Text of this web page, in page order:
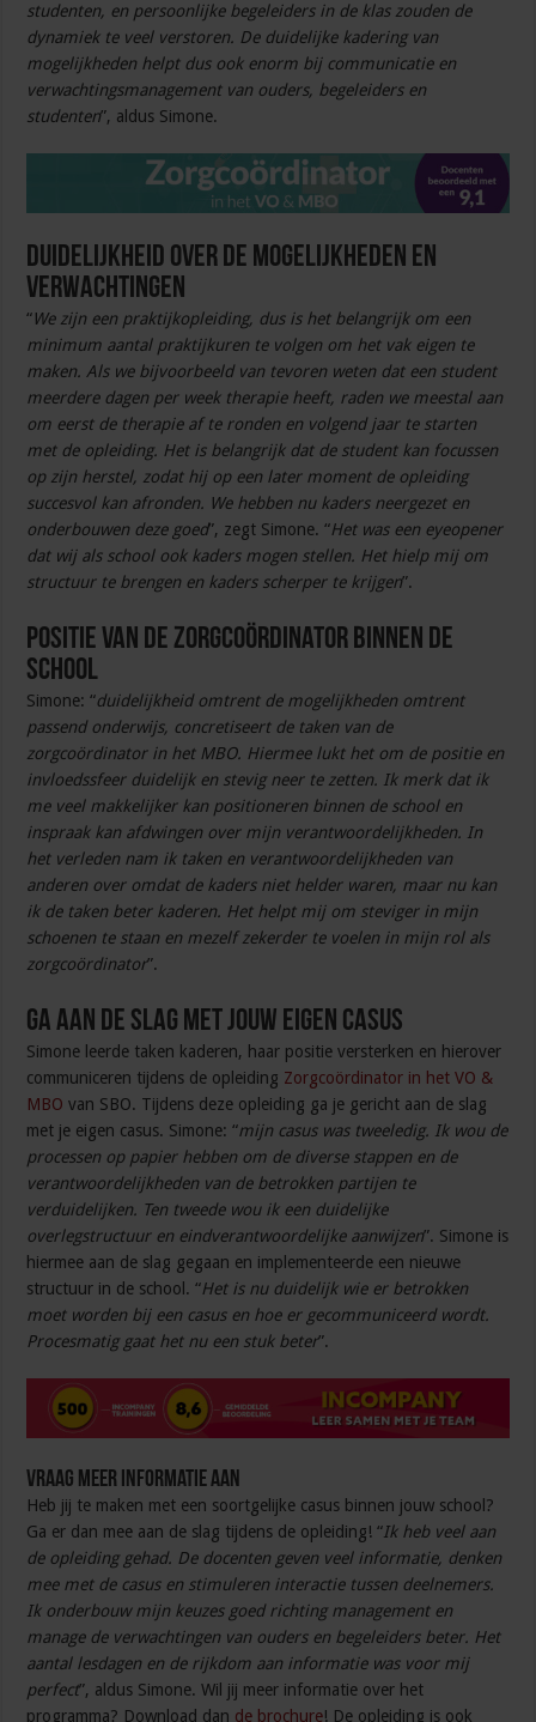
studenten, en persoonlijke begeleiders in de klas zouden de
dynamiek te veel verstoren. De duidelijke kadering van
mogelijkheden helpt dus ook enorm bij communicatie en
verwachtingsmanagement van ouders, begeleiders en
studenten”, aldus Simone.
Duidelijkheid over de mogelijkheden en
verwachtingen
“We zijn een praktijkopleiding, dus is het belangrijk om een
minimum aantal praktijkuren te volgen om het vak eigen te
maken. Als we bijvoorbeeld van tevoren weten dat een student
meerdere dagen per week therapie heeft, raden we meestal aan
om eerst de therapie af te ronden en volgend jaar te starten
met de opleiding. Het is belangrijk dat de student kan focussen
op zijn herstel, zodat hij op een later moment de opleiding
succesvol kan afronden. We hebben nu kaders neergezet en
onderbouwen deze goed”, zegt Simone. “Het was een eyeopener
dat wij als school ook kaders mogen stellen. Het hielp mij om
structuur te brengen en kaders scherper te krijgen”.
Positie van de zorgcoördinator binnen de
school
Simone: “duidelijkheid omtrent de mogelijkheden omtrent
passend onderwijs, concretiseert de taken van de
zorgcoördinator in het MBO. Hiermee lukt het om de positie en
invloedssfeer duidelijk en stevig neer te zetten. Ik merk dat ik
me veel makkelijker kan positioneren binnen de school en
inspraak kan afdwingen over mijn verantwoordelijkheden. In
het verleden nam ik taken en verantwoordelijkheden van
anderen over omdat de kaders niet helder waren, maar nu kan
ik de taken beter kaderen. Het helpt mij om steviger in mijn
schoenen te staan en mezelf zekerder te voelen in mijn rol als
zorgcoördinator”.
Ga aan de slag met jouw eigen casus
Simone leerde taken kaderen, haar positie versterken en hierover
communiceren tijdens de opleiding Zorgcoördinator in het VO &
MBO van SBO. Tijdens deze opleiding ga je gericht aan de slag
met je eigen casus. Simone: “mijn casus was tweeledig. Ik wou de
processen op papier hebben om de diverse stappen en de
verantwoordelijkheden van de betrokken partijen te
verduidelijken. Ten tweede wou ik een duidelijke
overlegstructuur en eindverantwoordelijke aanwijzen”. Simone is
hiermee aan de slag gegaan en implementeerde een nieuwe
structuur in de school. “Het is nu duidelijk wie er betrokken
moet worden bij een casus en hoe er gecommuniceerd wordt.
Procesmatig gaat het nu een stuk beter”.
Vraag meer informatie aan
Heb jij te maken met een soortgelijke casus binnen jouw school?
Ga er dan mee aan de slag tijdens de opleiding! “Ik heb veel aan
de opleiding gehad. De docenten geven veel informatie, denken
mee met de casus en stimuleren interactie tussen deelnemers.
Ik onderbouw mijn keuzes goed richting management en
manage de verwachtingen van ouders en begeleiders beter. Het
aantal lesdagen en de rijkdom aan informatie was voor mij
perfect”, aldus Simone. Wil jij meer informatie over het
programma? Download dan de brochure! De opleiding is ook